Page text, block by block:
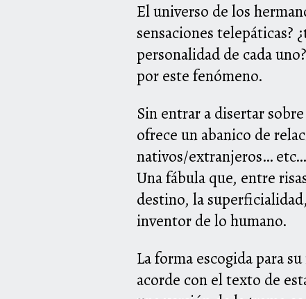
El universo de los
sensaciones telepáticas?
personalidad de cada
por este fenómeno.
Sin entrar a disertar
ofrece un abanico de
nativos/extranjeros…
Una fábula que, entre
destino, la
inventor de lo humano.
La forma escogida para
acorde con el texto de